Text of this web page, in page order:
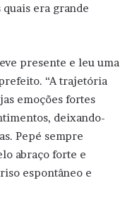
era grande
presente e leu uma
“A trajetória
emoções fortes
deixando-
Pepé sempre
abraço forte e
espontâneo e